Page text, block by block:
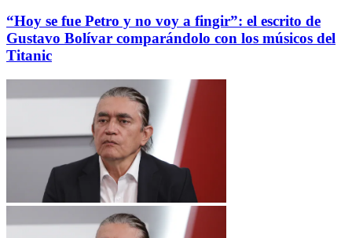
“Hoy se fue Petro y no voy a fingir”: el escrito de
Gustavo Bolívar comparándolo con los músicos del
Titanic